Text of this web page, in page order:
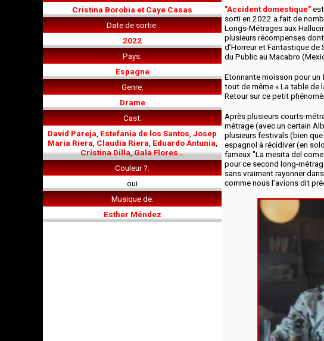
Cristina Borobia et Caye Casas
Date de sortie
2022
Pays
Espagne
Genre
Drame
Cast
David Pareja Estefania de los Santos Josep
Maria Riera Claudia Riera Eduardo Antunia
Cristina Dilla,Gala Flores…
Couleur ?
oui
Musique de
Esther Méndez
"Accident domestique"
sorti en 2022 a fait de
Longs-Métrages aux
plusieurs récompenses dont
d’Horreur et Fantastique de
du Public au Macabro
Etonnante moisson pour
tout de même « La table de
Retour sur ce petit
Après plusieurs courts-
métrage (avec un certain
plusieurs festivals (bien
espagnol à récidiver (en
fameux "La mesita del
pour ce second long-
sans vraiment rayonner
comme nous l’avions dit